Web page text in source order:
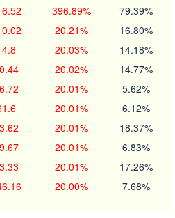
396.89% 79.39%
20.21% 16.80%
20.03% 14.18%
20.02% 14.77%
20.01% 5.62%
20.01% 6.12%
20.01% 18.37%
20.01% 6.83%
20.01% 17.26%
20.00% 7.68%